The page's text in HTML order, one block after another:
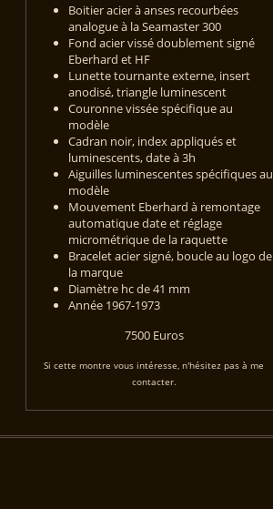
Boitier acier à anses recourbées
analogue à la Seamaster 300
Fond acier vissé doublement signé
Eberhard et HF
Lunette tournante externe, insert
anodisé, triangle luminescent
Couronne vissée spécifique au
modèle
Cadran noir, index appliqués et
luminescents, date à 3h
Aiguilles luminescentes spécifiques au
modèle
Mouvement Eberhard à remontage
automatique date et réglage
micrométrique de la raquette
Bracelet acier signé, boucle au logo de
la marque
Diamètre hc de 41 mm
Année 1967-1973
7500 Euros
Si cette montre vous intéresse, n'hésitez pas àme
contacter.